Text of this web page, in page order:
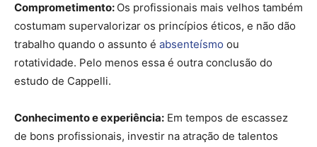
Comprometimento: Os profissionais mais velhos também
costumam supervalorizar os princípios éticos, e não dão
trabalho quando o assunto é absenteísmo ou
rotatividade. Pelo menos essa é outra conclusão do
estudo de Cappelli.
Conhecimento e experiência: Em tempos de escassez
de bons profissionais, investir na atração de talentos